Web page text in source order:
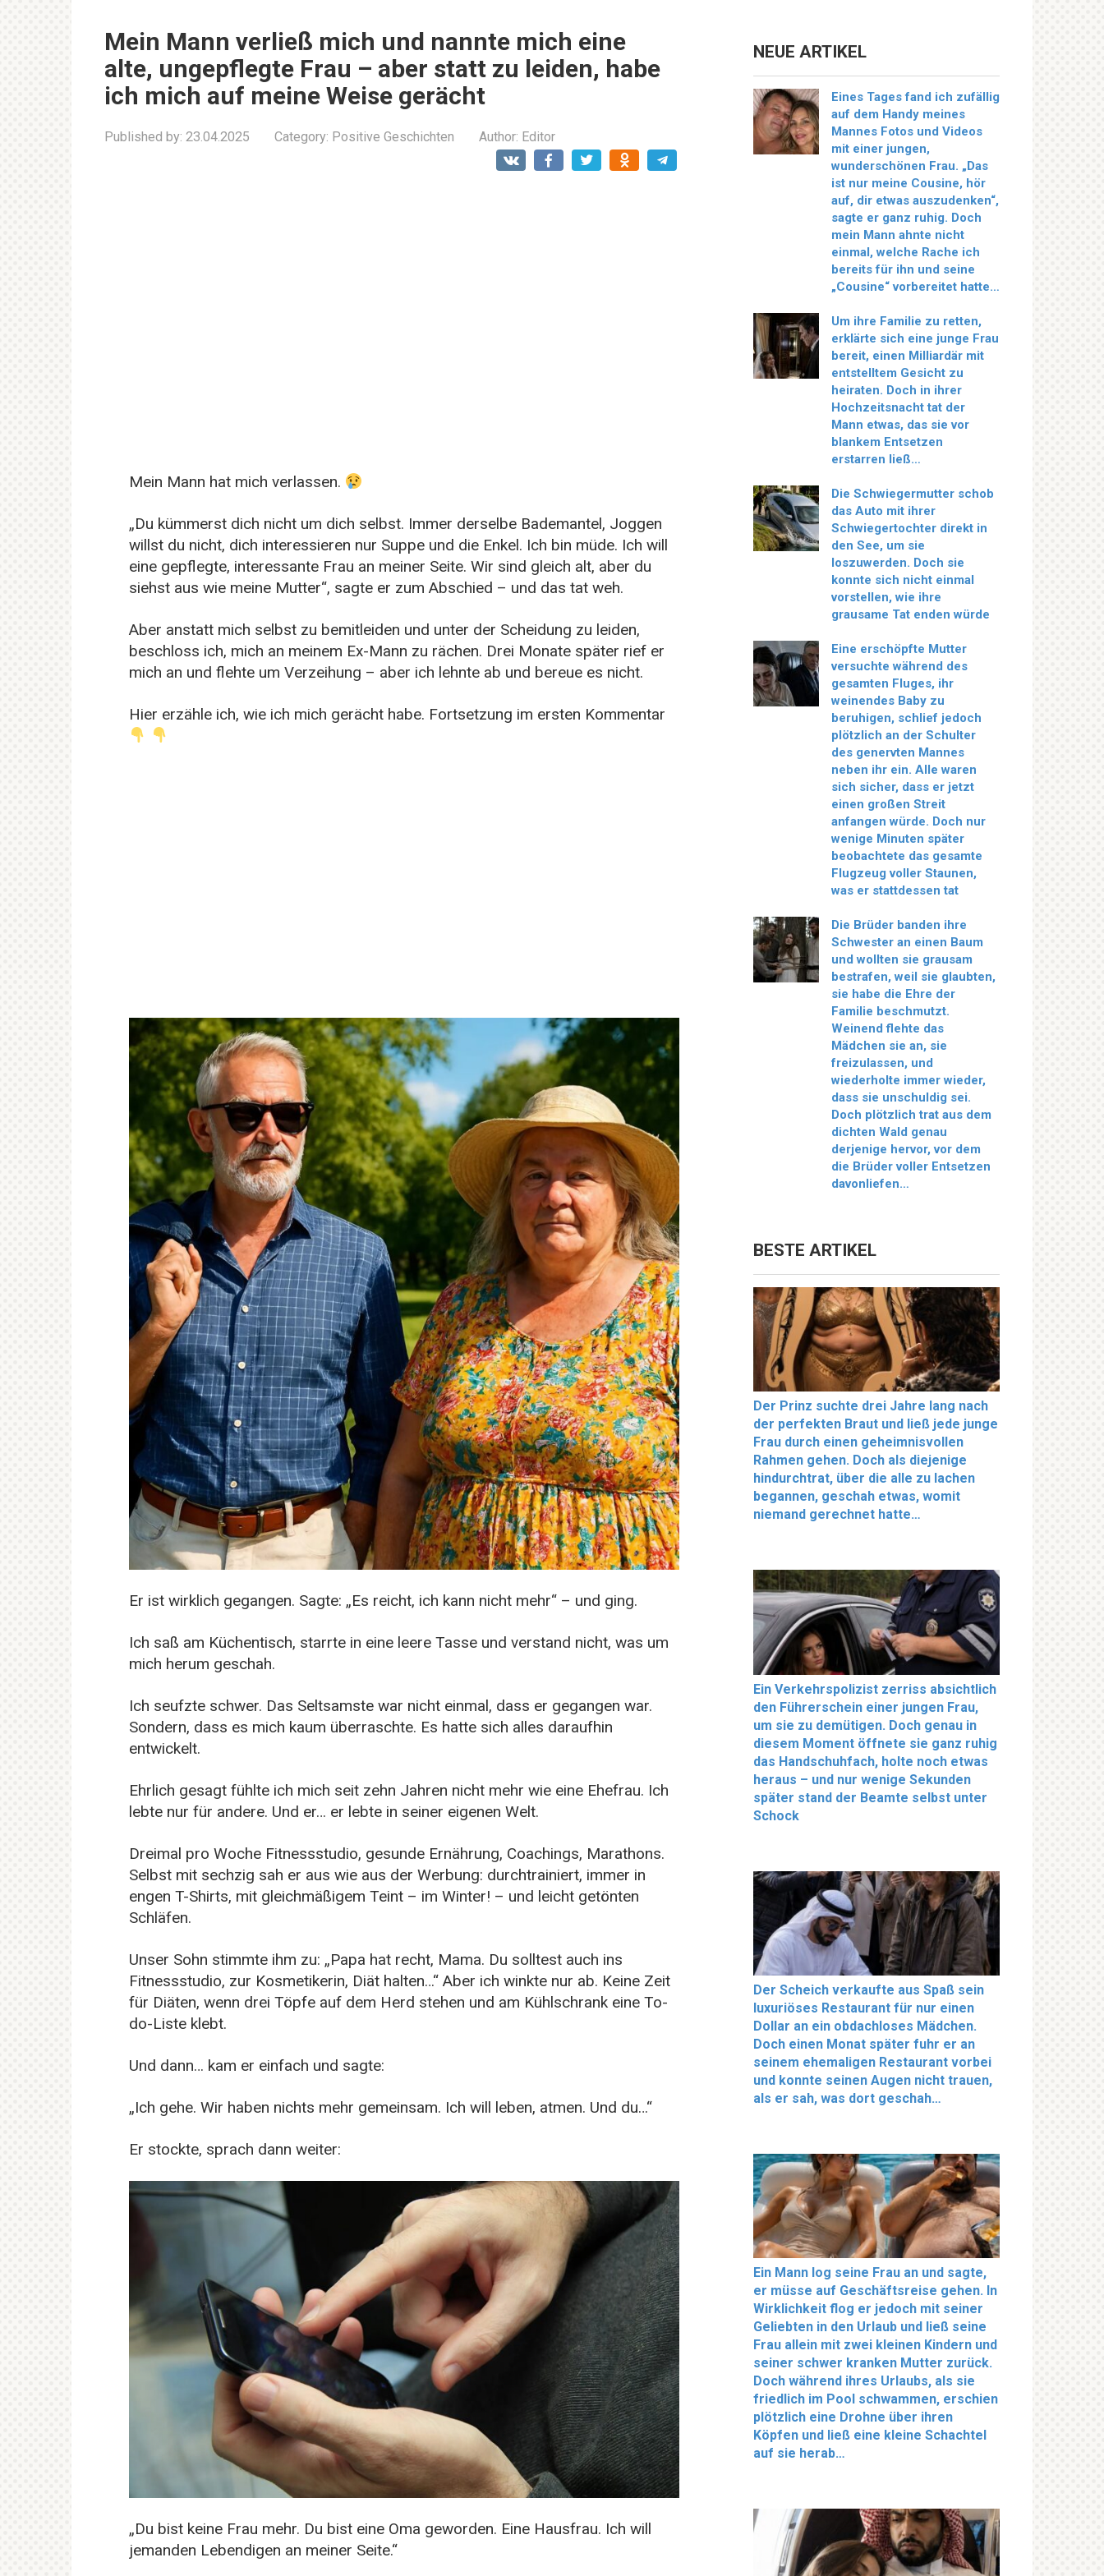
Mein Mann verließ mich und nannte mich eine
alte, ungepflegte Frau – aber statt zu leiden, habe
ich mich auf meine Weise gerächt
Published by: 23.04.2025 Category: Positive Geschichten Author: Editor
Mein Mann hat mich verlassen.
„Du kümmerst dich nicht um dich selbst. Immer derselbe Bademantel, Joggen
willst du nicht, dich interessieren nur Suppe und die Enkel. Ich bin müde. Ich will
eine gepflegte, interessante Frau an meiner Seite. Wir sind gleich alt, aber du
siehst aus wie meine Mutter“, sagte er zum Abschied – und das tat weh.
Aber anstatt mich selbst zu bemitleiden und unter der Scheidung zu leiden,
beschloss ich, mich an meinem Ex-Mann zu rächen. Drei Monate später rief er
mich an und flehte um Verzeihung – aber ich lehnte ab und bereue es nicht.
Hier erzähle ich, wie ich mich gerächt habe. Fortsetzung im ersten Kommentar
Er ist wirklich gegangen. Sagte: „Es reicht, ich kann nicht mehr“ – und ging.
Ich saß am Küchentisch, starrte in eine leere Tasse und verstand nicht, was um
mich herum geschah.
Ich seufzte schwer. Das Seltsamste war nicht einmal, dass er gegangen war.
Sondern, dass es mich kaum überraschte. Es hatte sich alles daraufhin
entwickelt.
Ehrlich gesagt fühlte ich mich seit zehn Jahren nicht mehr wie eine Ehefrau. Ich
lebte nur für andere. Und er… er lebte in seiner eigenen Welt.
Dreimal pro Woche Fitnessstudio, gesunde Ernährung, Coachings, Marathons.
Selbst mit sechzig sah er aus wie aus der Werbung: durchtrainiert, immer in
engen T-Shirts, mit gleichmäßigem Teint – im Winter! – und leicht getönten
Schläfen.
Unser Sohn stimmte ihm zu: „Papa hat recht, Mama. Du solltest auch ins
Fitnessstudio, zur Kosmetikerin, Diät halten…“ Aber ich winkte nur ab. Keine Zeit
für Diäten, wenn drei Töpfe auf dem Herd stehen und am Kühlschrank eine To-
do-Liste klebt.
Und dann… kam er einfach und sagte:
„Ich gehe. Wir haben nichts mehr gemeinsam. Ich will leben, atmen. Und du…“
Er stockte, sprach dann weiter:
„Du bist keine Frau mehr. Du bist eine Oma geworden. Eine Hausfrau. Ich will
jemanden Lebendigen an meiner Seite.“
NEUE ARTIKEL
Eines Tages fand ich zufällig
auf dem Handy meines
Mannes Fotos und Videos
mit einer jungen,
wunderschönen Frau. „Das
ist nur meine Cousine, hör
auf, dir etwas auszudenken“,
sagte er ganz ruhig. Doch
mein Mann ahnte nicht
einmal, welche Rache ich
bereits für ihn und seine
„Cousine“ vorbereitet hatte…
Um ihre Familie zu retten,
erklärte sich eine junge Frau
bereit, einen Milliardär mit
entstelltem Gesicht zu
heiraten. Doch in ihrer
Hochzeitsnacht tat der
Mann etwas, das sie vor
blankem Entsetzen
erstarren ließ…
Die Schwiegermutter schob
das Auto mit ihrer
Schwiegertochter direkt in
den See, um sie
loszuwerden. Doch sie
konnte sich nicht einmal
vorstellen, wie ihre
grausame Tat enden würde
Eine erschöpfte Mutter
versuchte während des
gesamten Fluges, ihr
weinendes Baby zu
beruhigen, schlief jedoch
plötzlich an der Schulter
des genervten Mannes
neben ihr ein. Alle waren
sich sicher, dass er jetzt
einen großen Streit
anfangen würde. Doch nur
wenige Minuten später
beobachtete das gesamte
Flugzeug voller Staunen,
was er stattdessen tat
Die Brüder banden ihre
Schwester an einen Baum
und wollten sie grausam
bestrafen, weil sie glaubten,
sie habe die Ehre der
Familie beschmutzt.
Weinend flehte das
Mädchen sie an, sie
freizulassen, und
wiederholte immer wieder,
dass sie unschuldig sei.
Doch plötzlich trat aus dem
dichten Wald genau
derjenige hervor, vor dem
die Brüder voller Entsetzen
davonliefen…
BESTE ARTIKEL
Der Prinz suchte drei Jahre lang nach
der perfekten Braut und ließ jede junge
Frau durch einen geheimnisvollen
Rahmen gehen. Doch als diejenige
hindurchtrat, über die alle zu lachen
begannen, geschah etwas, womit
niemand gerechnet hatte…
Ein Verkehrspolizist zerriss absichtlich
den Führerschein einer jungen Frau,
um sie zu demütigen. Doch genau in
diesem Moment öffnete sie ganz ruhig
das Handschuhfach, holte noch etwas
heraus – und nur wenige Sekunden
später stand der Beamte selbst unter
Schock
Der Scheich verkaufte aus Spaß sein
luxuriöses Restaurant für nur einen
Dollar an ein obdachloses Mädchen.
Doch einen Monat später fuhr er an
seinem ehemaligen Restaurant vorbei
und konnte seinen Augen nicht trauen,
als er sah, was dort geschah…
Ein Mann log seine Frau an und sagte,
er müsse auf Geschäftsreise gehen. In
Wirklichkeit flog er jedoch mit seiner
Geliebten in den Urlaub und ließ seine
Frau allein mit zwei kleinen Kindern und
seiner schwer kranken Mutter zurück.
Doch während ihres Urlaubs, als sie
friedlich im Pool schwammen, erschien
plötzlich eine Drohne über ihren
Köpfen und ließ eine kleine Schachtel
auf sie herab…